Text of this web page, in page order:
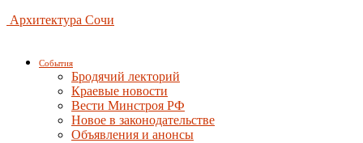
Архитектура Сочи
События
Бродячий лекторий
Краевые новости
Вести Минстроя РФ
Новое в законодательстве
Объявления и анонсы